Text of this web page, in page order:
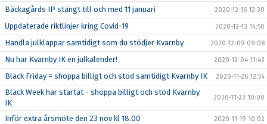
Bäckagårds IP stängt till och med 11 januari 2020-12-16 12:30
Uppdaterade riktlinjer kring Covid-19 2020-12-13 14:50
Handla julklappar samtidigt som du stödjer Kvarnby 2020-12-09 09:08
Nu har Kvarnby IK en julkalender! 2020-12-04 11:43
Black Friday = shoppa billigt och stöd samtidigt Kvarnby IK 2020-11-26 12:54
Black Week har startat - shoppa billigt och stöd Kvarnby
IK
2020-11-23 10:00
Inför extra årsmöte den 23 nov kl 18.00 2020-11-19 10:02